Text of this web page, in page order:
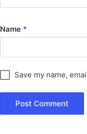
Name *
Save my name,